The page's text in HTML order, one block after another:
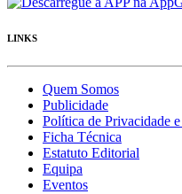
LINKS
Quem Somos
Publicidade
Política de Privacidade
Ficha Técnica
Estatuto Editorial
Equipa
Eventos